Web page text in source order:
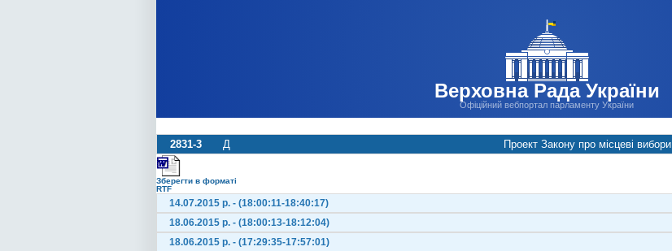
Верховна Рада України
Офіційний вебпортал парламенту України
2831-3 Д Проект Закону про місцеві вибори
Зберегти в форматі
RTF
14.07.2015 р. - (18:00:11-18:40:17)
18.06.2015 р. - (18:00:13-18:12:04)
18.06.2015 р. - (17:29:35-17:57:01)